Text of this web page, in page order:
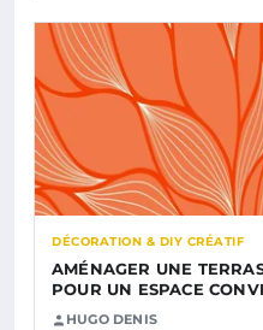
DÉCORATION & DIY CRÉATIF
AMÉNAGER UNE
POUR UN ESPACE
HUGO DENIS